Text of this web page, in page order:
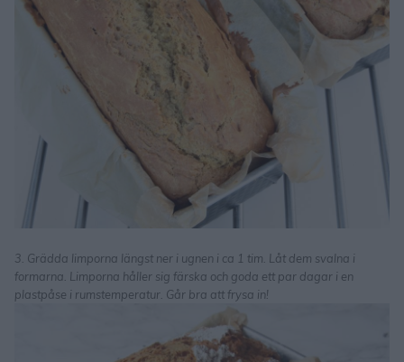
3. Grädda limporna längst ner i ugnen i ca 1 tim. Låt dem svalna i
formarna. Limporna håller sig färska och goda ett par dagar i en
plastpåse i rumstemperatur. Går bra att frysa in!